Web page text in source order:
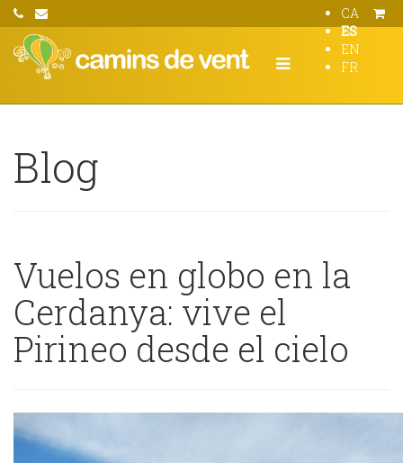
CA
ES
EN
FR
Blog
Vuelos en globo en la
Cerdanya: vive el
Pirineo desde el cielo